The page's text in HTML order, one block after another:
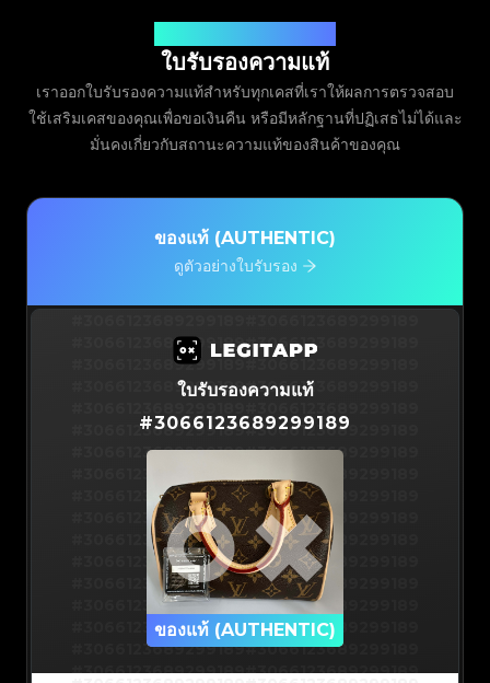
ใบรับรองความแท้
เราออกใบรับรองความแท้สำหรับทุกเคสที่เราให้ผลการตรวจสอบ
ใช้เสริมเคสของคุณเพื่อขอเงินคืน หรือมีหลักฐานที่ปฏิเสธไม่ได้และ
มั่นคงเกี่ยวกับสถานะความแท้ของสินค้าของคุณ
ของแท้ (AUTHENTIC)
ดูตัวอย่างใบรับรอง
#3066123689299189#3066123689299189
#3066123689299189#3066123689299189
#3066123689299189#3066123689299189
#3066123689299189#3066123689299189
#3066123689299189#3066123689299189
#3066123689299189#3066123689299189
#3066123689299189#3066123689299189
#3066123689299189#3066123689299189
#3066123689299189#3066123689299189
#3066123689299189#3066123689299189
#3066123689299189#3066123689299189
#3066123689299189#3066123689299189
#3066123689299189#3066123689299189
#3066123689299189#3066123689299189
ใบรับรองความแท้
#3066123689299189
ของแท้ (AUTHENTIC)